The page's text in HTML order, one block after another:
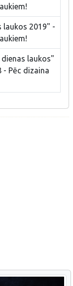
laukos 2019" -
laukos"
- Pēc dizaina